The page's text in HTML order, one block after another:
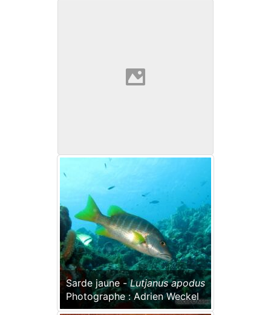
Sarde jaune -Lutjanus apodus
Photographe : Adrien Weckel